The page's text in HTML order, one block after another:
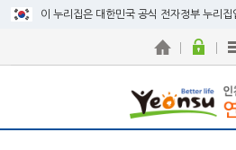
이 누리집은 대한민국 공식 전자정부 누리집